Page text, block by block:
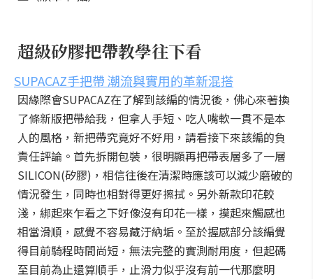
超級矽膠把帶教學往下看
SUPACAZ手把帶 潮流與實用的革新混搭
因緣際會SUPACAZ在了解到該編的情況後，佛心來著換
了條新版把帶給我，但拿人手短、吃人嘴軟一貫不是本
人的風格，新把帶究竟好不好用，請看接下來該編的負
責任評論。首先拆開包裝，很明顯再把帶表層多了一層
SILICON(矽膠)，相信往後在清潔時應該可以減少磨破的
情況發生，同時也相對得更好擦拭。另外新款印花較
淺，綁起來乍看之下好像沒有印花一樣，摸起來觸感也
相當滑順，感覺不容易藏汙納垢。至於握感部分該編覺
得目前騎程時間尚短，無法完整的實測耐用度，但起碼
至目前為止還算順手，止滑力似乎沒有前一代那麼明